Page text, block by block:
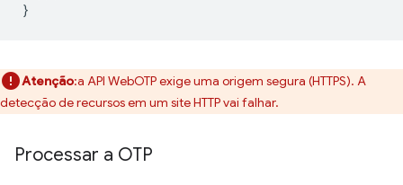
}
Atenção:a API WebOTP exige uma origem segura (HTTPS). A
detecção de recursos em um site HTTP vai falhar.
Processar a OTP